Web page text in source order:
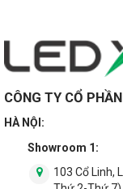
CÔNG TY CỔ
HÀ NỘI:
Showroom 1:
103 Cổ Linh,